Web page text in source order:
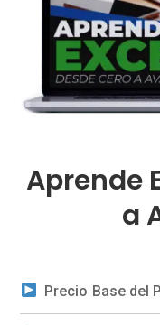
Aprende
a
Precio Base del